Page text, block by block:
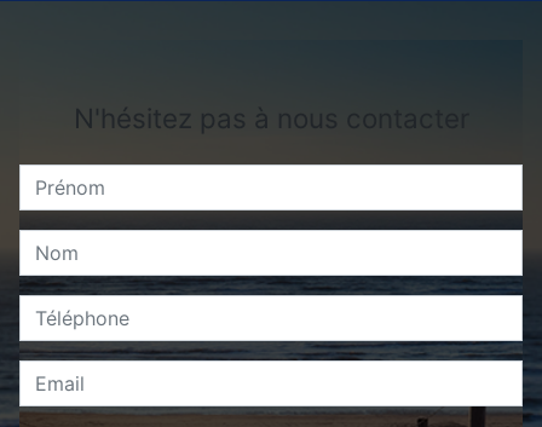
N'hésitez pas à nous contacter